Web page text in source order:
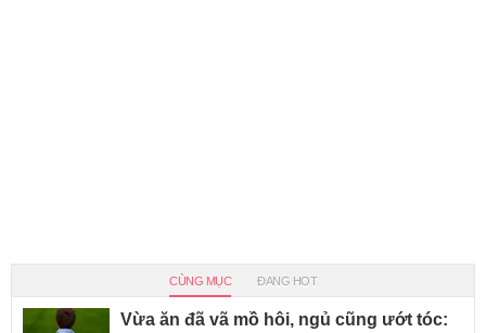
CÙNG MỤC ĐANG HOT
Vừa ăn đã vã mồ hôi, ngủ cũng ướt tóc: